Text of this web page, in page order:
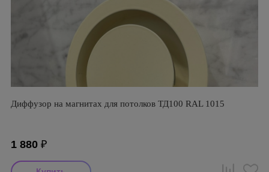
Диффузор на магнитах для потолков ТД100 RAL 1015
1 880 ₽